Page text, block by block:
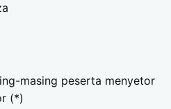
masing peserta menyetor
(*)